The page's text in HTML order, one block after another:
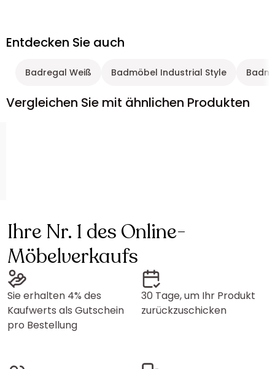
Entdecken Sie auch
Badregal Weiß Badmöbel Industrial Style
Vergleichen Sie mit ähnlichen Produkten
Ihre Nr. 1 des Online-
Möbelverkaufs
Sie erhalten 4% des
Kaufwerts als Gutschein
pro Bestellung
30 Tage, um Ihr Produkt
zurückzuschicken